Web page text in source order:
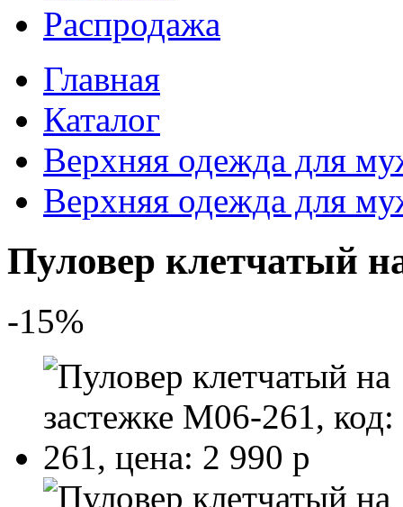
Распродажа
Главная
Каталог
Верхняя одежда для
Верхняя одежда для
Пуловер клетчатый
-15%